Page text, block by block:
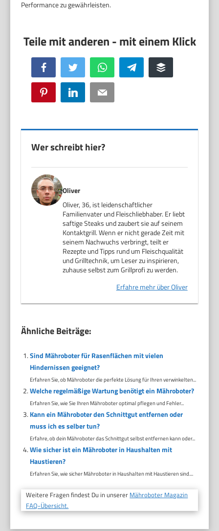
Performance zu gewährleisten.
Facebook Twitter WhatsApp Telegram Buffer
Pinterest LinkedIn Email
Wer schreibt hier?
Oliver
Oliver, 36, ist leidenschaftlicher
Familienvater und Fleischliebhaber. Er liebt
saftige Steaks und zaubert sie auf seinem
Kontaktgrill. Wenn er nicht gerade Zeit mit
seinem Nachwuchs verbringt, teilt er
Rezepte und Tipps rund um Fleischqualität
und Grilltechnik, um Leser zu inspirieren,
zuhause selbst zum Grillprofi zu werden.
Erfahre mehr über Oliver
Ähnliche Beiträge:
Sind Mähroboter für Rasenflächen mit vielen
Hindernissen geeignet?
Erfahren Sie, ob Mähroboter die perfekte Lösung für Ihren verwinkelten...
Welche regelmäßige Wartung benötigt ein Mähroboter?
Erfahren Sie, wie Sie Ihren Mähroboter optimal pflegen und Fehler...
Kann ein Mähroboter den Schnittgut entfernen oder
muss ich es selber tun?
Erfahre, ob dein Mähroboter das Schnittgut selbst entfernen kann oder...
Wie sicher ist ein Mähroboter in Haushalten mit
Haustieren?
Erfahren Sie, wie sicher Mähroboter in Haushalten mit Haustieren sind....
Weitere Fragen findest Du in unserer Mähroboter Magazin
FAQ-Übersicht.